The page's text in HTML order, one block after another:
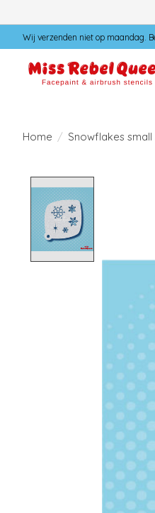
Wij verzenden niet op maandag.
Home / Snowflakes small